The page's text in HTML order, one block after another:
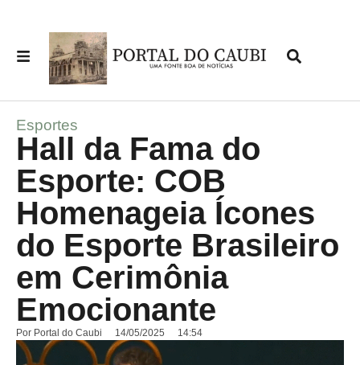
Esportes
Hall da Fama do
Esporte: COB
Homenageia Ícones
do Esporte Brasileiro
em Cerimônia
Emocionante
Por Portal do Caubi 14/05/2025 14:54